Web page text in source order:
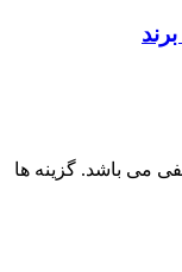
می باشد. گزینه ها